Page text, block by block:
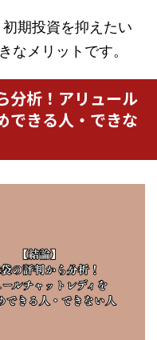
期投資を抑えたい
なメリットです。
分析！アリュール
できる人・できな